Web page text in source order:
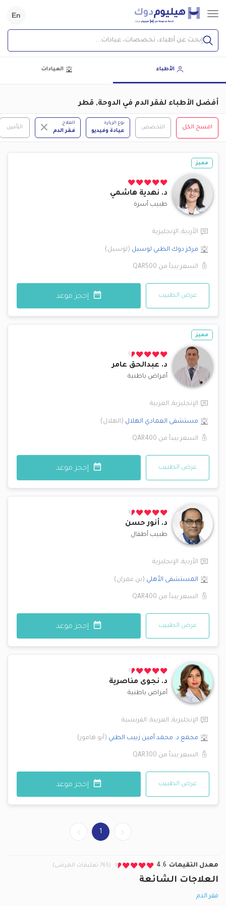
En
إبحث عن أطباء، تخصصات، عيادات...
الأطباء العيادات
أفضل الأطباء لفقر الدم في الدوحة, قطر
امسح الكل التخصص
نوع الزيارة
عيادة وفيديو
العلاج
فقر الدم
التأمين
مميز
د. نهدية هاشمي
طبيب أسرة
الأردية, الإنجليزية
مركز دوك الطبي لوسيل (لوسيل)
السعر يبدأ من QAR500
عرض الطبيب إحجز موعد
مميز
د. عبدالحق عامر
أمراض باطنية
الإنجليزية, العربية
مستشفى العمادي الهلال (الهلال)
السعر يبدأ من QAR400
عرض الطبيب إحجز موعد
د. أنور حسن
طبيب أطفال
الأردية, الإنجليزية
المستشفى الأهلي (بن عمران)
السعر يبدأ من QAR400
عرض الطبيب إحجز موعد
د. نجوى مناصرية
أمراض باطنية
الإنجليزية, العربية, الفرنسية
مجمع د. محمد أمين زبيب الطبي (أبو هامور)
السعر يبدأ من QAR300
عرض الطبيب إحجز موعد
1
معدل التقيمات 4.6 (765 تعليقات المرضى)
العلاجات الشائعة
فقر الدم